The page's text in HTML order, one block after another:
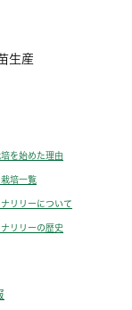
生産
を始めた理由
培一覧
リリーについて
リリーの歴史